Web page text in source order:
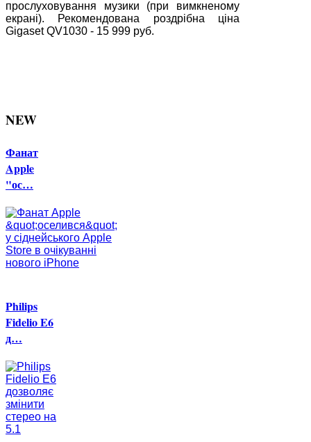
прослуховування музики (при вимкненому
екрані). Рекомендована роздрібна ціна
Gigaset QV1030 - 15 999 руб.
NEW
Фанат
Apple
"ос…
Philips
Fidelio E6
д…